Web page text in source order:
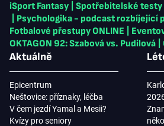
iSport Fantasy
Spotřebitelské testy
Psychologika - podcast rozbíjející
Fotbalové přestupy ONLINE
OKTAGON 92: Szabová vs. Pudilová
Aktuálně
Epicentrum
Neštovice: příznaky, léčba
V čem jezdí Yamal a Mesii?
Kvízy pro seniory